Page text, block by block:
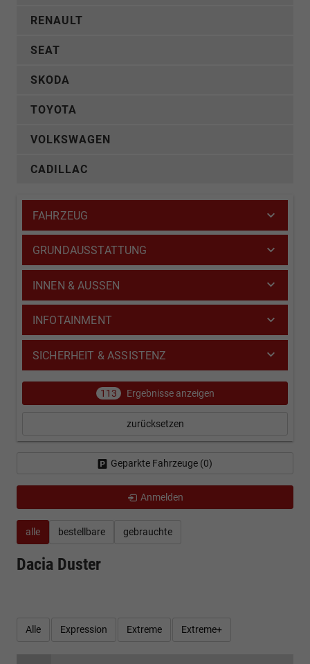
alle bestellbare gebrauchte
Dacia Duster
Alle Expression Extreme Extreme+
RENAULT
SEAT
SKODA
TOYOTA
VOLKSWAGEN
CADILLAC
FAHRZEUG
GRUNDAUSSTATTUNG
INNEN & AUSSEN
INFOTAINMENT
SICHERHEIT & ASSISTENZ
113 Ergebnisse anzeigen
zurücksetzen
Geparkte Fahrzeuge (0)
Anmelden